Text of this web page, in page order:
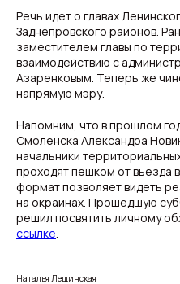
Речь идет о главах
Заднепровского районов.
заместителем главы по
взаимодействию с
Азаренковым. Теперь же
напрямую мэру.
Напомним, что в прошлом
Смоленска Александра
начальники
проходят пешком от въезда
формат позволяет видеть
на окраинах. Прошедшую
решил посвятить личному
ссылке.
Наталья Лещинская